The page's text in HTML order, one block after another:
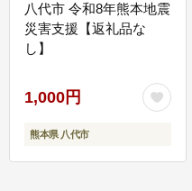
八代市 令和8年熊本地震
災害支援【返礼品な
し】
1,000円
熊本県 八代市